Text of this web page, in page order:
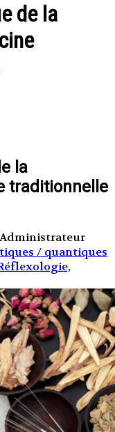
de la
la
traditionnelle
/ quantiques